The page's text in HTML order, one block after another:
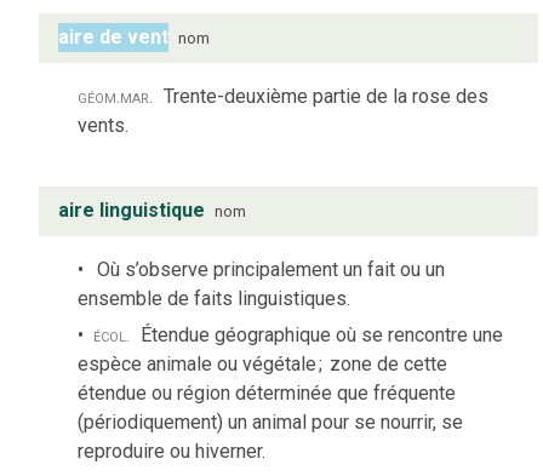
aire de vent nom
géom.mar. Trente-deuxième partie de la rose des
vents.
aire linguistique nom
Où s’observe principalement un fait ou un
ensemble de faits linguistiques.
écol. Étendue géographique où se rencontre une
espèce animale ou végétale; zone de cette
étendue ou région déterminée que fréquente
(périodiquement) un animal pour se nourrir, se
reproduire ou hiverner.